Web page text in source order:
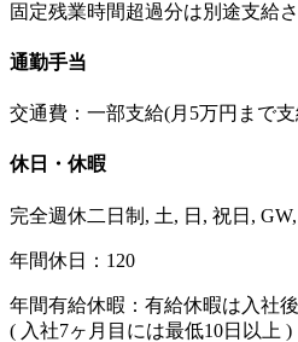
固定残業時間超過分は別途支給さ
通勤手当
交通費：一部支給(月5万円まで
休日・休暇
完全週休二日制, 土, 日, 祝日,
年間休日：120
年間有給休暇：有給休暇は入社
( 入社7ヶ月目には最低10日以上 )